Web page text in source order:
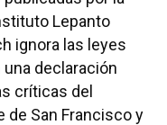
Lepanto
ignora las leyes
declaración
críticas del
de San Francisco y